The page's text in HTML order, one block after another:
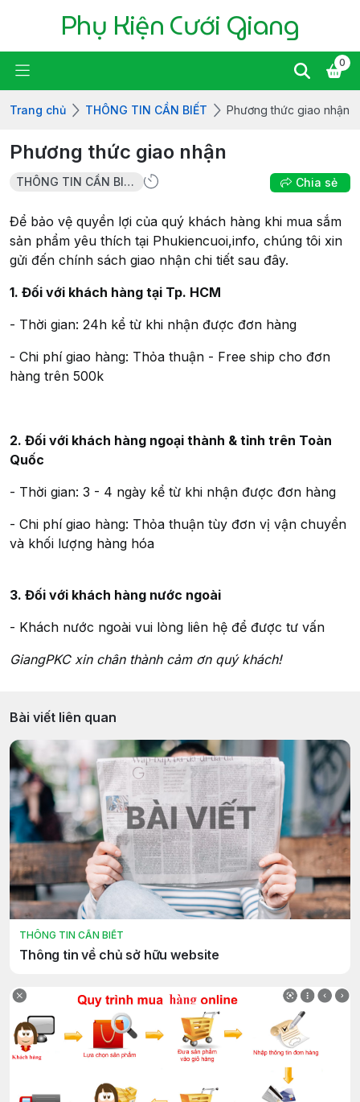
Phụ Kiện Cưới Giang
0
Trang chủ THÔNG TIN CẦN BIẾT Phương thức giao nhận
Phương thức giao nhận
THÔNG TIN CẦN BIẾT Chia sẻ
Để bảo vệ quyền lợi của quý khách hàng khi mua sắm
sản phẩm yêu thích tại Phukiencuoi,info, chúng tôi xin
gửi đến chính sách giao nhận chi tiết sau đây.
1. Đối với khách hàng tại Tp. HCM
- Thời gian: 24h kể từ khi nhận được đơn hàng
- Chi phí giao hàng: Thỏa thuận - Free ship cho đơn
hàng trên 500k
2. Đối với khách hàng ngoại thành & tỉnh trên Toàn
Quốc
- Thời gian: 3 - 4 ngày kể từ khi nhận được đơn hàng
- Chi phí giao hàng: Thỏa thuận tùy đơn vị vận chuyển
và khối lượng hàng hóa
3. Đối với khách hàng nước ngoài
- Khách nước ngoài vui lòng liên hệ để được tư vấn
GiangPKC xin chân thành cảm ơn quý khách!
Bài viết liên quan
THÔNG TIN CẦN BIẾT
Thông tin về chủ sở hữu website